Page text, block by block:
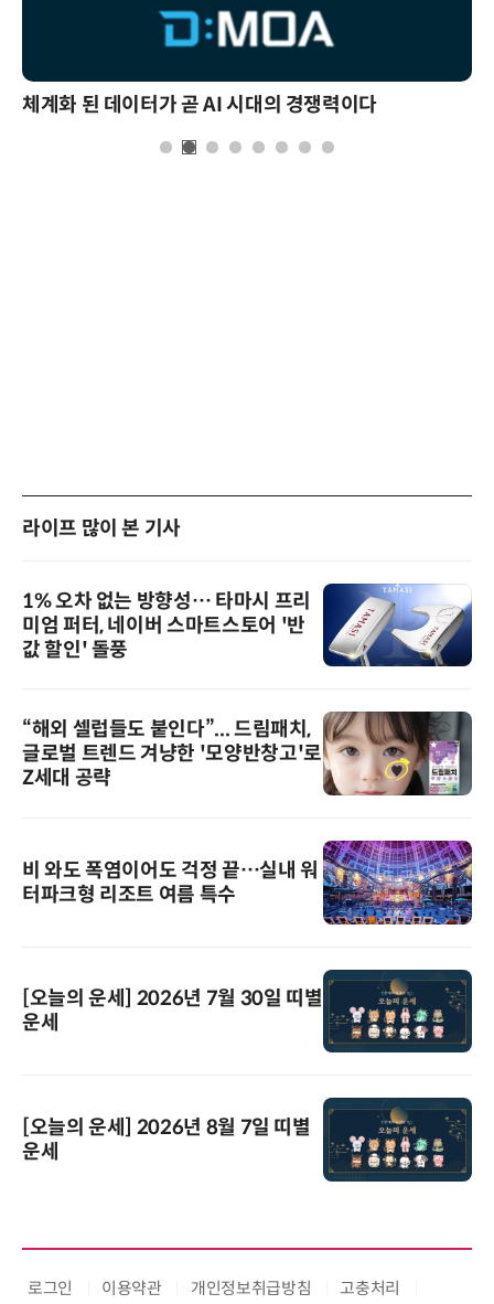
체계화 된 데이터가 곧 AI 시대의 경쟁력이다
라이프 많이 본 기사
1% 오차 없는 방향성… 타마시 프리
미엄 퍼터, 네이버 스마트스토어 '반
값 할인' 돌풍
“해외 셀럽들도 붙인다”... 드림패치,
글로벌 트렌드 겨냥한 '모양반창고'로
Z세대 공략
비 와도 폭염이어도 걱정 끝…실내 워
터파크형 리조트 여름 특수
[오늘의 운세] 2026년 7월 30일 띠별
운세
[오늘의 운세] 2026년 8월 7일 띠별
운세
로그인 이용약관 개인정보취급방침 고충처리